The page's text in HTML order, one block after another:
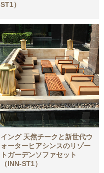
ST1）
イング 天然チークと新世代ウ
ォーターヒアシンスのリゾー
トガーデンソファセット
（INN-ST1）